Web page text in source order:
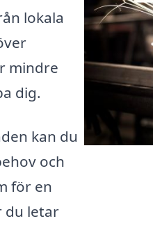
lokala
mindre
dig.
kan du
och
för en
du letar